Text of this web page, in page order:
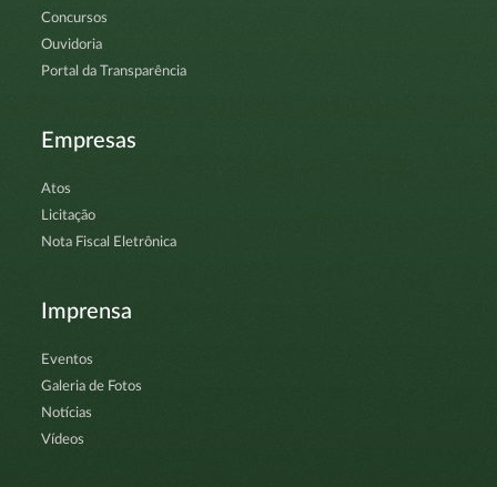
Concursos
Ouvidoria
Portal da Transparência
Empresas
Atos
Licitação
Nota Fiscal Eletrônica
Imprensa
Eventos
Galeria de Fotos
Notícias
Vídeos